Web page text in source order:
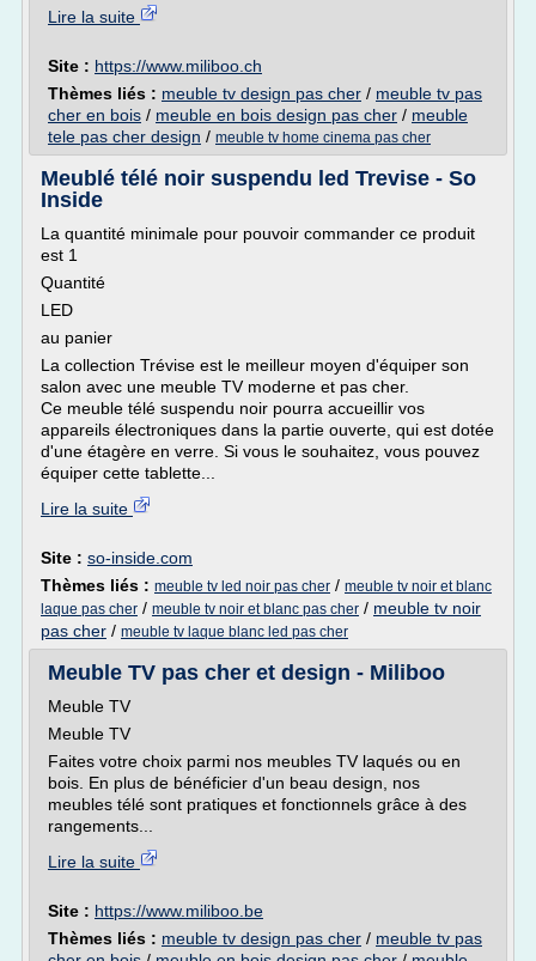
Lire la suite
Site : https://www.miliboo.ch
Thèmes liés : meuble tv design pas cher / meuble tv pas
cher en bois / meuble en bois design pas cher / meuble
tele pas cher design / meuble tv home cinema pas cher
Meublé télé noir suspendu led Trevise - So
Inside
La quantité minimale pour pouvoir commander ce produit
est 1
Quantité
LED
au panier
La collection Trévise est le meilleur moyen d'équiper son
salon avec une meuble TV moderne et pas cher.
Ce meuble télé suspendu noir pourra accueillir vos
appareils électroniques dans la partie ouverte, qui est dotée
d'une étagère en verre. Si vous le souhaitez, vous pouvez
équiper cette tablette...
Lire la suite
Site : so-inside.com
Thèmes liés : meuble tv led noir pas cher / meuble tv noir et blanc
laque pas cher / meuble tv noir et blanc pas cher / meuble tv noir
pas cher / meuble tv laque blanc led pas cher
Meuble TV pas cher et design - Miliboo
Meuble TV
Meuble TV
Faites votre choix parmi nos meubles TV laqués ou en
bois. En plus de bénéficier d'un beau design, nos
meubles télé sont pratiques et fonctionnels grâce à des
rangements...
Lire la suite
Site : https://www.miliboo.be
Thèmes liés : meuble tv design pas cher / meuble tv pas